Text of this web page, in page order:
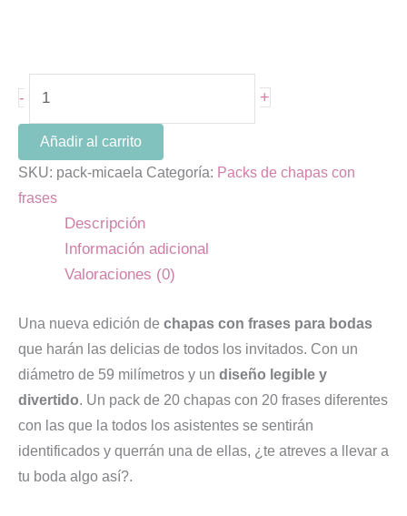
- +
Añadir al carrito
SKU: pack-micaela Categoría: Packs de chapas con
frases
Descripción
Información adicional
Valoraciones (0)
Una nueva edición de chapas con frases para bodas
que harán las delicias de todos los invitados. Con un
diámetro de 59 milímetros y un diseño legible y
divertido. Un pack de 20 chapas con 20 frases diferentes
con las que la todos los asistentes se sentirán
identificados y querrán una de ellas, ¿te atreves a llevar a
tu boda algo así?.